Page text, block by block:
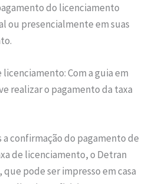
do licenciamento
ou presencialmente em suas
licenciamento: Com a guia em
realizar o pagamento da taxa
a confirmação do pagamento de
de licenciamento, o Detran
que pode ser impresso em casa